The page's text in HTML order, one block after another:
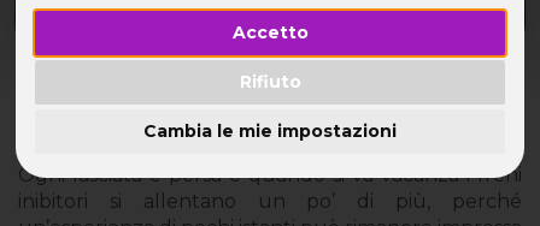
Accetto
Rifiuto
Cambia le mie impostazioni
In vacanza gli “scoppiati” cercano esperienze
sempre nuove e più fuori dal comune
Ogni lasciata è persa e quando si va vacanza i freni
inibitori si allentano un po’ di più, perché